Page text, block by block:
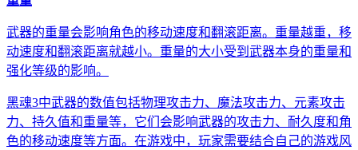
武器的重量会影响角色的移动速度和翻滚距离。重量越重，移
动速度和翻滚距离就越小。重量的大小受到武器本身的重量和
强化等级的影响。
黑魂3中武器的数值包括物理攻击力、魔法攻击力、元素攻击
力、持久值和重量等，它们会影响武器的攻击力、耐久度和角
色的移动速度等方面。在游戏中，玩家需要结合自己的游戏风